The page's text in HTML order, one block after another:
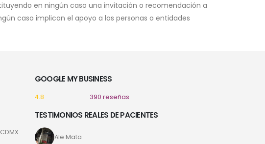
en ningún caso una invitación o recomendación a
caso implican el apoyo a las personas o entidades
GOOGLE MY BUSINESS
4.8 390 reseñas
TESTIMONIOS REALES DE PACIENTES
Ale Mata